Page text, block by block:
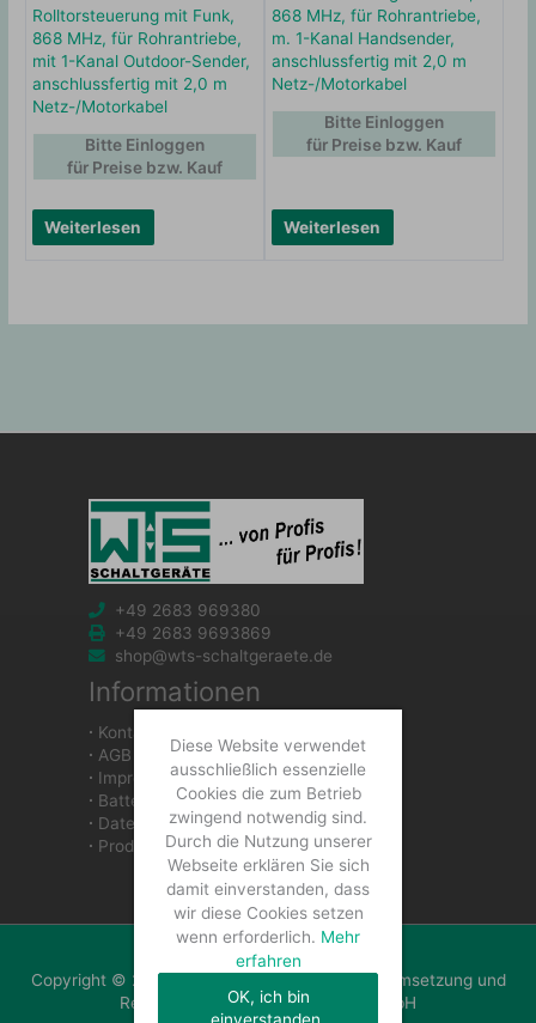
Rolltorsteuerung mit Funk,
868 MHz, für Rohrantriebe,
mit 1-Kanal Outdoor-Sender,
anschlussfertig mit 2,0 m
Netz-/Motorkabel
Weiterlesen
Bitte Einloggen
für Preise bzw. Kauf
868 MHz, für Rohrantriebe,
m. 1-Kanal Handsender,
anschlussfertig mit 2,0 m
Netz-/Motorkabel
Weiterlesen
Bitte Einloggen
für Preise bzw. Kauf
+49 2683 969380
+49 2683 9693869
shop@wts-schaltgeraete.de
Informationen
∙ Kontakt
∙ AGB
∙ Impressum
∙ Batteriegesetzhinweise
∙ Datenschutzerklärung
∙ Produkte
Copyright © 2026 WTS Schaltgeräte GmbH | Umsetzung und
Realisierung: WTS Schaltgeräte GmbH
Diese Website verwendet
ausschließlich essenzielle
Cookies die zum Betrieb
zwingend notwendig sind.
Durch die Nutzung unserer
Webseite erklären Sie sich
damit einverstanden, dass
wir diese Cookies setzen
wenn erforderlich. Mehr
erfahren
OK, ich bin